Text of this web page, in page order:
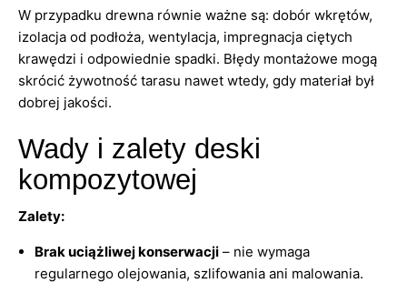
W przypadku drewna równie ważne są: dobór wkrętów,
izolacja od podłoża, wentylacja, impregnacja ciętych
krawędzi i odpowiednie spadki. Błędy montażowe mogą
skrócić żywotność tarasu nawet wtedy, gdy materiał był
dobrej jakości.
Wady i zalety deski
kompozytowej
Zalety:
Brak uciążliwej konserwacji – nie wymaga
regularnego olejowania, szlifowania ani malowania.